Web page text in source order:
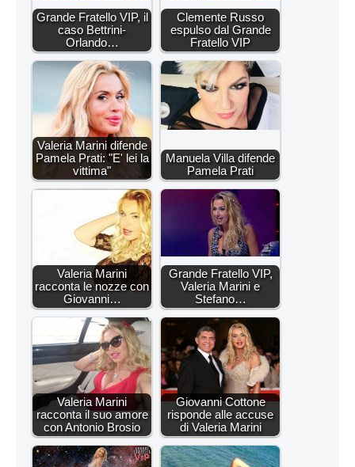
Grande Fratello VIP, il
caso Bettrini-
Orlando…
Clemente Russo
espulso dal Grande
Fratello VIP
Valeria Marini difende
Pamela Prati: "E' lei la
vittima"
Manuela Villa difende
Pamela Prati
Valeria Marini
racconta le nozze con
Giovanni…
Grande Fratello VIP,
Valeria Marini e
Stefano…
Valeria Marini
racconta il suo amore
con Antonio Brosio
Giovanni Cottone
risponde alle accuse
di Valeria Marini